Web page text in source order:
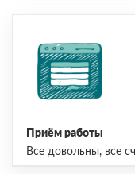
Приём работы
Все довольны, все